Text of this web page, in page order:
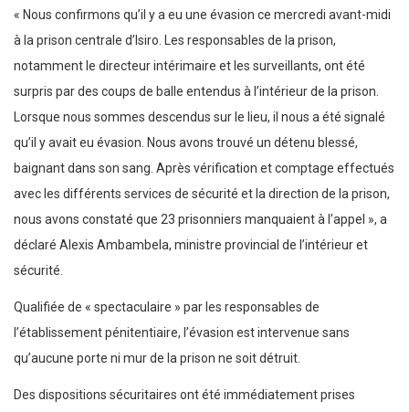
« Nous confirmons qu’il y a eu une évasion ce mercredi avant-midi
à la prison centrale d’Isiro. Les responsables de la prison,
notamment le directeur intérimaire et les surveillants, ont été
surpris par des coups de balle entendus à l’intérieur de la prison.
Lorsque nous sommes descendus sur le lieu, il nous a été signalé
qu’il y avait eu évasion. Nous avons trouvé un détenu blessé,
baignant dans son sang. Après vérification et comptage effectués
avec les différents services de sécurité et la direction de la prison,
nous avons constaté que 23 prisonniers manquaient à l’appel », a
déclaré Alexis Ambambela, ministre provincial de l’intérieur et
sécurité.
Qualifiée de « spectaculaire » par les responsables de
l’établissement pénitentiaire, l’évasion est intervenue sans
qu’aucune porte ni mur de la prison ne soit détruit.
Des dispositions sécuritaires ont été immédiatement prises